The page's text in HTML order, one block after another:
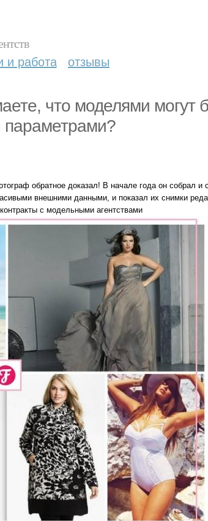
и работа отзывы
что моделями могут
обратное доказал! В начале года он собрал
внешними данными, и показал их снимки
с модельными агентствами